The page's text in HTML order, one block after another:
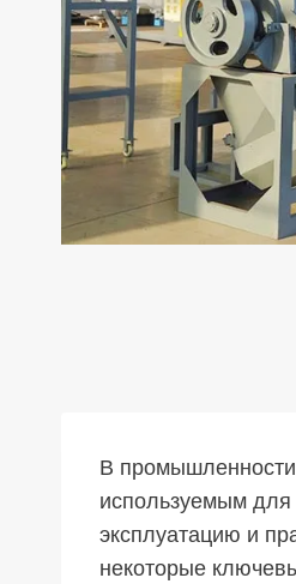
В
используемым для
эксплуатацию и
некоторые